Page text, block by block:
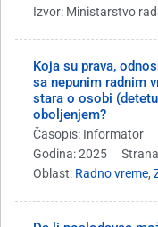
Izvor: Ministarstvo
Koja su prava,
sa nepunim radnim
stara o osobi
oboljenjem?
Časopis: Informator
Godina: 2025
Oblast: Radno vreme,